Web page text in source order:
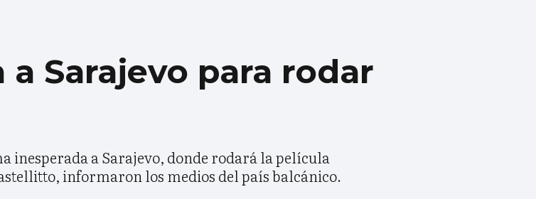
Sarajevo para rodar
inesperada a Sarajevo, donde rodará la película
informaron los medios del país balcánico.